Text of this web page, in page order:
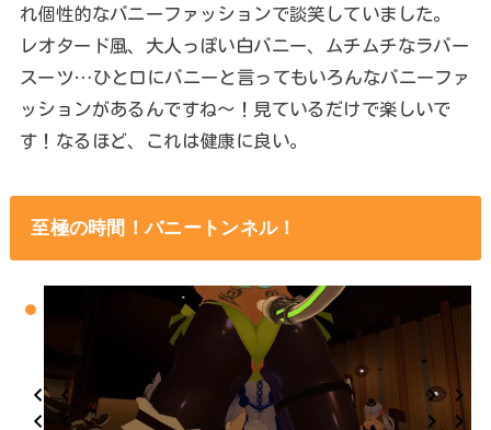
れ個性的なバニーファッションで談笑していました。
レオタード風、大人っぽい白バニー、ムチムチなラバー
スーツ…ひと口にバニーと言ってもいろんなバニーファ
ッションがあるんですね～！見ているだけで楽しいで
す！なるほど、これは健康に良い。
至極の時間！バニートンネル！